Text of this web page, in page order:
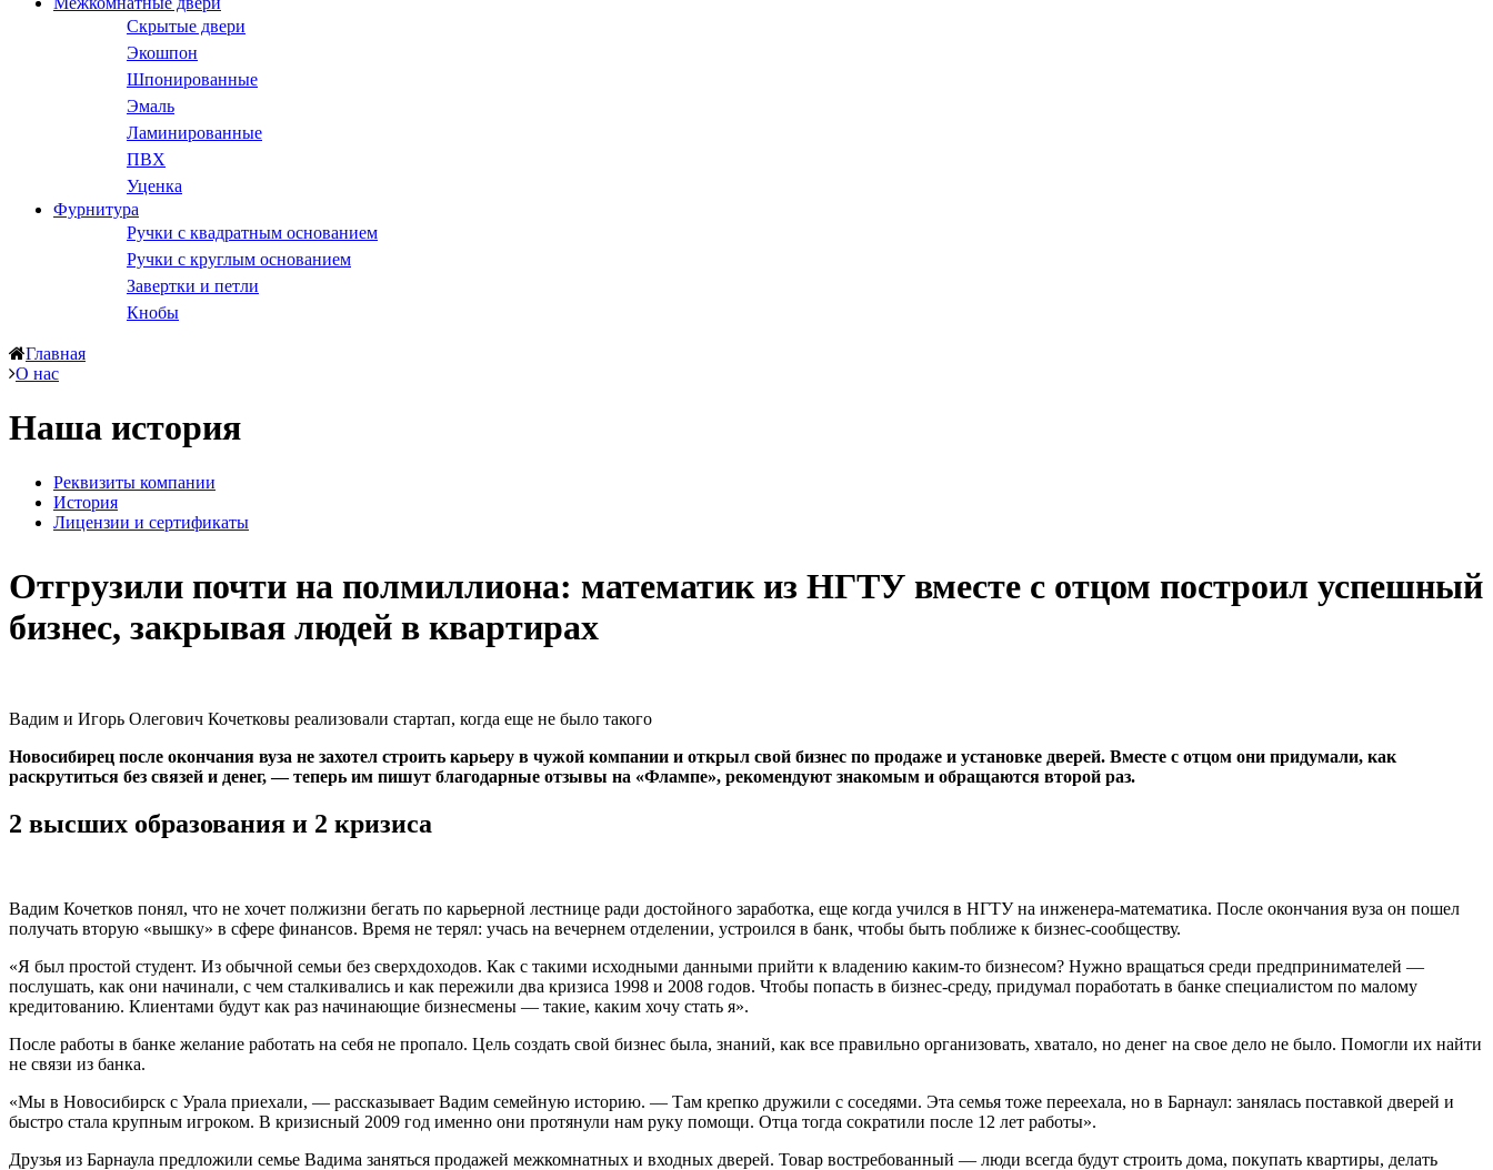
Скрытые двери
Экошпон
Шпонированные
Эмаль
Ламинированные
ПВХ
Уценка
Фурнитура
Ручки с квадратным основанием
Ручки с круглым основанием
Завертки и петли
Кнобы
Главная
О нас
Наша история
Реквизиты компании
История
Лицензии и сертификаты
Отгрузили почти на полмиллиона: математик из НГТУ вместе с отцом построил успешный
бизнес, закрывая людей в квартирах
Вадим и Игорь Олегович Кочетковы реализовали стартап, когда еще не было такого
Новосибирец после окончания вуза не захотел строить карьеру в чужой компании и открыл свой бизнес по продаже и установке дверей. Вместе с отцом они придумали, как
раскрутиться без связей и денег, — теперь им пишут благодарные отзывы на «Флампе», рекомендуют знакомым и обращаются второй раз.
2 высших образования и 2 кризиса
Вадим Кочетков понял, что не хочет полжизни бегать по карьерной лестнице ради достойного заработка, еще когда учился в НГТУ на инженера-математика. После окончания вуза он пошел
получать вторую «вышку» в сфере финансов. Время не терял: учась на вечернем отделении, устроился в банк, чтобы быть поближе к бизнес-сообществу.
«Я был простой студент. Из обычной семьи без сверхдоходов. Как с такими исходными данными прийти к владению каким-то бизнесом? Нужно вращаться среди предпринимателей —
послушать, как они начинали, с чем сталкивались и как пережили два кризиса 1998 и 2008 годов. Чтобы попасть в бизнес-среду, придумал поработать в банке специалистом по малому
кредитованию. Клиентами будут как раз начинающие бизнесмены — такие, каким хочу стать я».
После работы в банке желание работать на себя не пропало. Цель создать свой бизнес была, знаний, как все правильно организовать, хватало, но денег на свое дело не было. Помогли их найти
не связи из банка.
«Мы в Новосибирск с Урала приехали, — рассказывает Вадим семейную историю. — Там крепко дружили с соседями. Эта семья тоже переехала, но в Барнаул: занялась поставкой дверей и
быстро стала крупным игроком. В кризисный 2009 год именно они протянули нам руку помощи. Отца тогда сократили после 12 лет работы».
Друзья из Барнаула предложили семье Вадима заняться продажей межкомнатных и входных дверей. Товар востребованный — люди всегда будут строить дома, покупать квартиры, делать